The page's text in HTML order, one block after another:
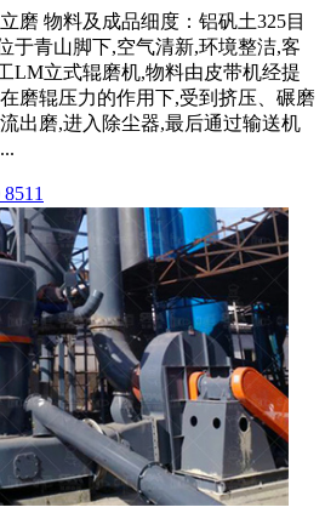
磨 物料及成品细度：铝矾土325目
于青山脚下,空气清新,环境整洁,客
LM立式辊磨机,物料由皮带机经提
磨辊压力的作用下,受到挤压、碾磨
出磨,进入除尘器,最后通过输送机